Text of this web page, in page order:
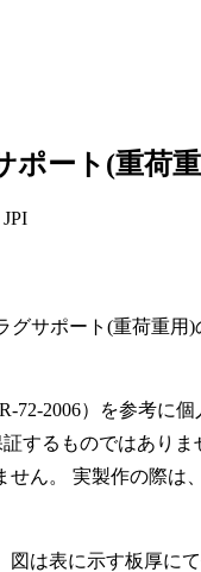
ポート(重荷
JPI
グサポート(重荷重用
72-2006）を参考に
するものではあり
ん。 実製作の際は
図は表に示す板厚に